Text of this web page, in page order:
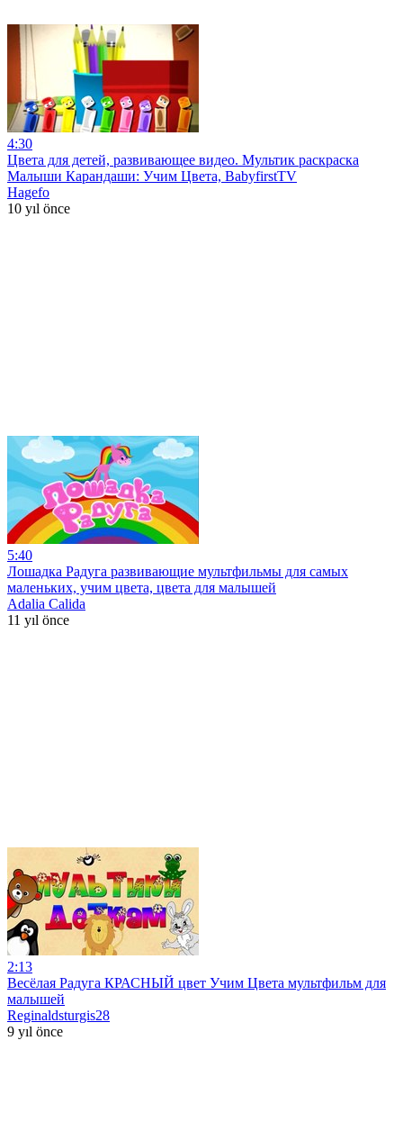
4:30
Цвета для детей, развивающее видео. Мультик раскраска
Малыши Карандаши: Учим Цвета, BabyfirstTV
Hagefo
10 yıl önce
5:40
Лошадка Радуга развивающие мультфильмы для самых
маленьких, учим цвета, цвета для малышей
Adalia Calida
11 yıl önce
2:13
Весёлая Радуга КРАСНЫЙ цвет Учим Цвета мультфильм для
малышей
Reginaldsturgis28
9 yıl önce